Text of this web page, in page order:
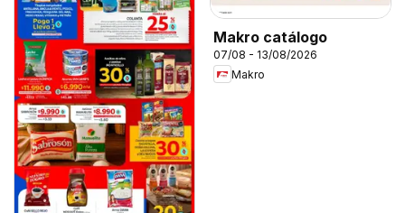
Makro catálogo
07/08 - 13/08/2026
Makro